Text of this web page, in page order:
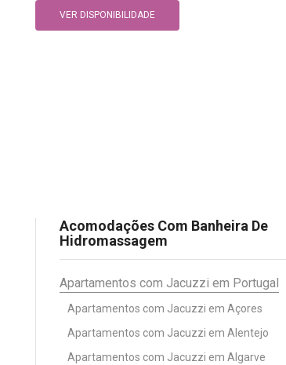
VER DISPONIBILIDADE
Acomodações Com Banheira De
Hidromassagem
Apartamentos com Jacuzzi em Portugal
Apartamentos com Jacuzzi em Açores
Apartamentos com Jacuzzi em Alentejo
Apartamentos com Jacuzzi em Algarve